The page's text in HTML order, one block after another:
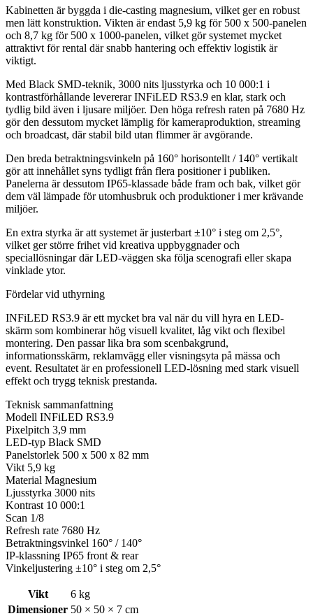
Kabinetten är byggda i die-casting magnesium, vilket ger en robust
men lätt konstruktion. Vikten är endast 5,9 kg för 500 x 500-panelen
och 8,7 kg för 500 x 1000-panelen, vilket gör systemet mycket
attraktivt för rental där snabb hantering och effektiv logistik är
viktigt.
Med Black SMD-teknik, 3000 nits ljusstyrka och 10 000:1 i
kontrastförhållande levererar INFiLED RS3.9 en klar, stark och
tydlig bild även i ljusare miljöer. Den höga refresh raten på 7680 Hz
gör den dessutom mycket lämplig för kameraproduktion, streaming
och broadcast, där stabil bild utan flimmer är avgörande.
Den breda betraktningsvinkeln på 160° horisontellt / 140° vertikalt
gör att innehållet syns tydligt från flera positioner i publiken.
Panelerna är dessutom IP65-klassade både fram och bak, vilket gör
dem väl lämpade för utomhusbruk och produktioner i mer krävande
miljöer.
En extra styrka är att systemet är justerbart ±10° i steg om 2,5°,
vilket ger större frihet vid kreativa uppbyggnader och
speciallösningar där LED-väggen ska följa scenografi eller skapa
vinklade ytor.
Fördelar vid uthyrning
INFiLED RS3.9 är ett mycket bra val när du vill hyra en LED-
skärm som kombinerar hög visuell kvalitet, låg vikt och flexibel
montering. Den passar lika bra som scenbakgrund,
informationsskärm, reklamvägg eller visningsyta på mässa och
event. Resultatet är en professionell LED-lösning med stark visuell
effekt och trygg teknisk prestanda.
Teknisk sammanfattning
Modell INFiLED RS3.9
Pixelpitch 3,9 mm
LED-typ Black SMD
Panelstorlek 500 x 500 x 82 mm
Vikt 5,9 kg
Material Magnesium
Ljusstyrka 3000 nits
Kontrast 10 000:1
Scan 1/8
Refresh rate 7680 Hz
Betraktningsvinkel 160° / 140°
IP-klassning IP65 front & rear
Vinkeljustering ±10° i steg om 2,5°
Vikt
6 kg
Dimensioner 50 × 50 × 7 cm